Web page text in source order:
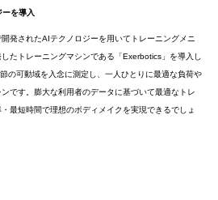
ーを導入
発されたAIテクノロジーを用いてトレーニングメニ
たトレーニングマシンである「Exerbotics」を導入し
の可動域を入念に測定し、一人ひとりに最適な負荷や
です。膨大な利用者のデータに基づいて最適なトレ
最短時間で理想のボディメイクを実現できるでしょ